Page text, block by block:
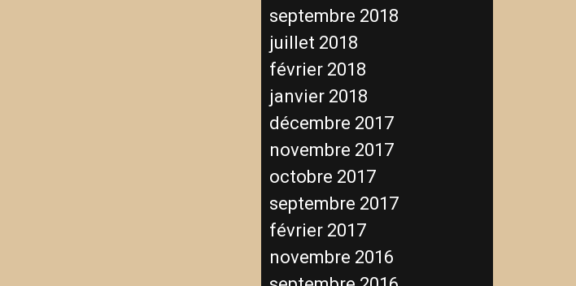
septembre 2018
juillet 2018
février 2018
janvier 2018
décembre 2017
novembre 2017
octobre 2017
septembre 2017
février 2017
novembre 2016